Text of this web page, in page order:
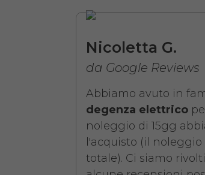
Nicoletta G.
da Google Reviews
Abbiamo avuto in
degenza elettrico
noleggio di 15gg
l'acquisto (il
totale). Ci siamo